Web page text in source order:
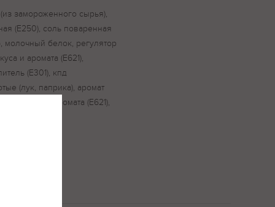
замороженного сырья),
(Е250), соль поваренная
молочный белок, регулятор
и аромата (Е621),
(Е301), кпд
(лук, паприка), аромат
вкуса и аромата (Е621),